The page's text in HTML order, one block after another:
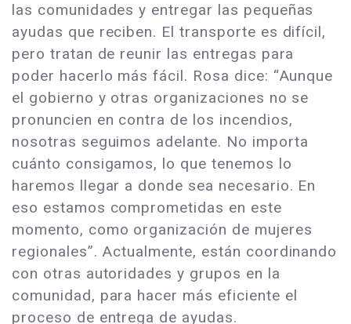
las comunidades y entregar las pequeñas
ayudas que reciben. El transporte es difícil,
pero tratan de reunir las entregas para
poder hacerlo más fácil. Rosa dice: “Aunque
el gobierno y otras organizaciones no se
pronuncien en contra de los incendios,
nosotras seguimos adelante. No importa
cuánto consigamos, lo que tenemos lo
haremos llegar a donde sea necesario. En
eso estamos comprometidas en este
momento, como organización de mujeres
regionales”. Actualmente, están coordinando
con otras autoridades y grupos en la
comunidad, para hacer más eficiente el
proceso de entrega de ayudas.